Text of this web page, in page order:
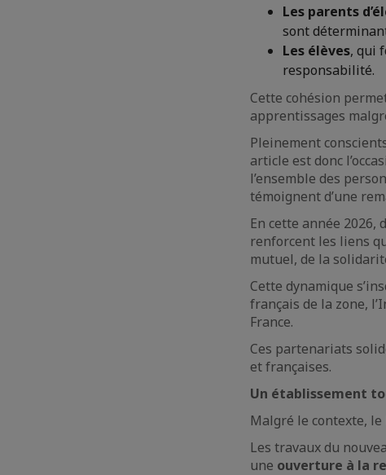
Les parents
sont
Les élèves, qui
responsabilité.
Cette cohésion
apprentissages
Pleinement
article est donc
l’ensemble des
témoignent d’une
En cette année 2026,
renforcent les liens
mutuel, de la
Cette dynamique
français de la zone,
France.
Ces partenariats
et françaises.
Un établissement
Malgré le contexte,
Les travaux du
une ouverture à la